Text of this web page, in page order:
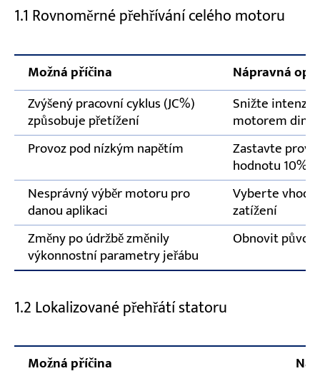
Potřebujete odbornou pomoc při poruchách
1.1 Rovnoměrné přehřívání celého motoru
Možná příčina
Nápravná
Zvýšený pracovní cyklus (JC%)
způsobuje přetížení
Snižte
motorem
Provoz pod nízkým napětím
Zastavte
hodnotu 10%
Nesprávný výběr motoru pro
danou aplikaci
Vyberte
zatížení
Změny po údržbě změnily
výkonnostní parametry jeřábu
Obnovit
1.2 Lokalizované přehřátí statoru
Možná příčina